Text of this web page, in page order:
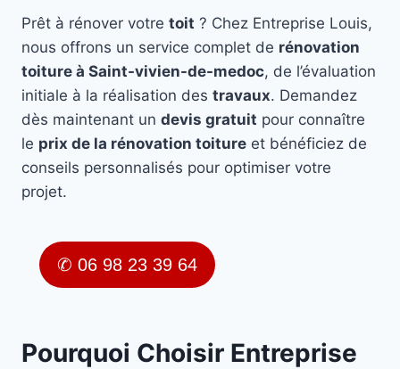
Prêt à rénover votre toit ? Chez Entreprise Louis,
nous offrons un service complet de rénovation
toiture à Saint-vivien-de-medoc, de l’évaluation
initiale à la réalisation des travaux. Demandez
dès maintenant un devis gratuit pour connaître
le prix de la rénovation toiture et bénéficiez de
conseils personnalisés pour optimiser votre
projet.
✆ 06 98 23 39 64
Pourquoi Choisir Entreprise